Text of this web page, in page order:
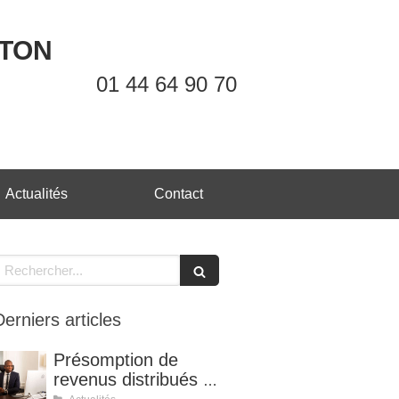
01 44 64 90 70
Actualités Contact
Rechercher
articles
Présomption de
revenus distribués et